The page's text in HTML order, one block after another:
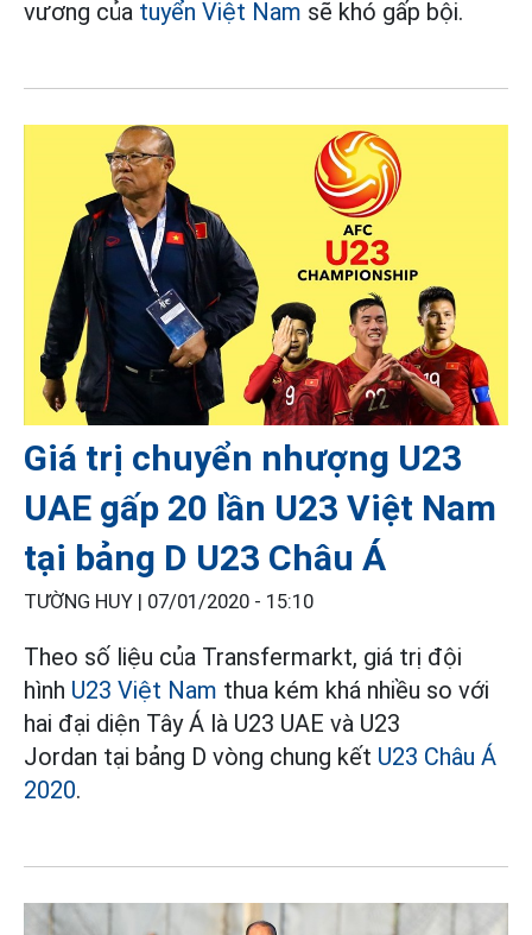
vương của tuyển Việt Nam sẽ khó gấp bội.
Giá trị chuyển nhượng U23
UAE gấp 20 lần U23 Việt Nam
tại bảng D U23 Châu Á
TƯỜNG HUY | 07/01/2020 - 15:10
Theo số liệu của Transfermarkt, giá trị đội
hình U23 Việt Nam thua kém khá nhiều so với
hai đại diện Tây Á là U23 UAE và U23
Jordan tại bảng D vòng chung kết U23 Châu Á
2020.